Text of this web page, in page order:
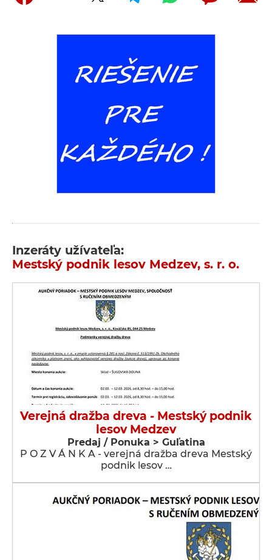
Inzeráty užívateľa:
Mestský podnik lesov Medzev, s. r. o.
Verejná dražba dreva - Mestský podnik
lesov Medzev
Predaj / Ponuka > Guľatina
P O Z V Á N K A - verejná dražba dreva Mestský
podnik lesov …